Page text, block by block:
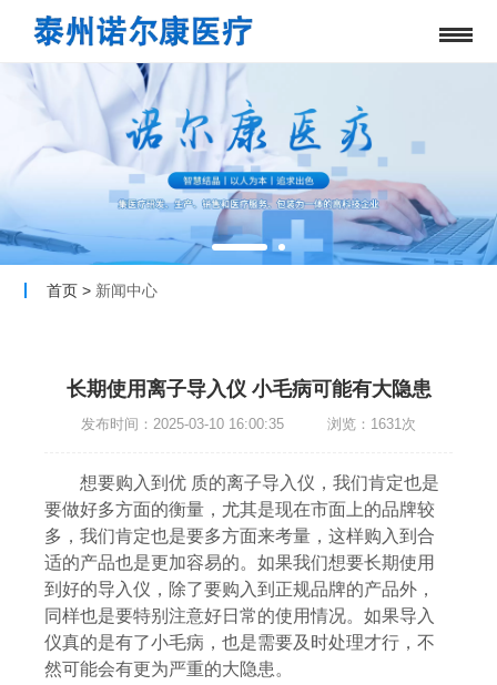
首页 > 新闻中心
长期使用离子导入仪 小毛病可能有大隐患
发布时间：2025-03-10 16:00:35 浏览：1631次
想要购入到优 质的离子导入仪，我们肯定也是
要做好多方面的衡量，尤其是现在市面上的品牌较
多，我们肯定也是要多方面来考量，这样购入到合
适的产品也是更加容易的。如果我们想要长期使用
到好的导入仪，除了要购入到正规品牌的产品外，
同样也是要特别注意好日常的使用情况。如果导入
仪真的是有了小毛病，也是需要及时处理才行，不
然可能会有更为严重的大隐患。